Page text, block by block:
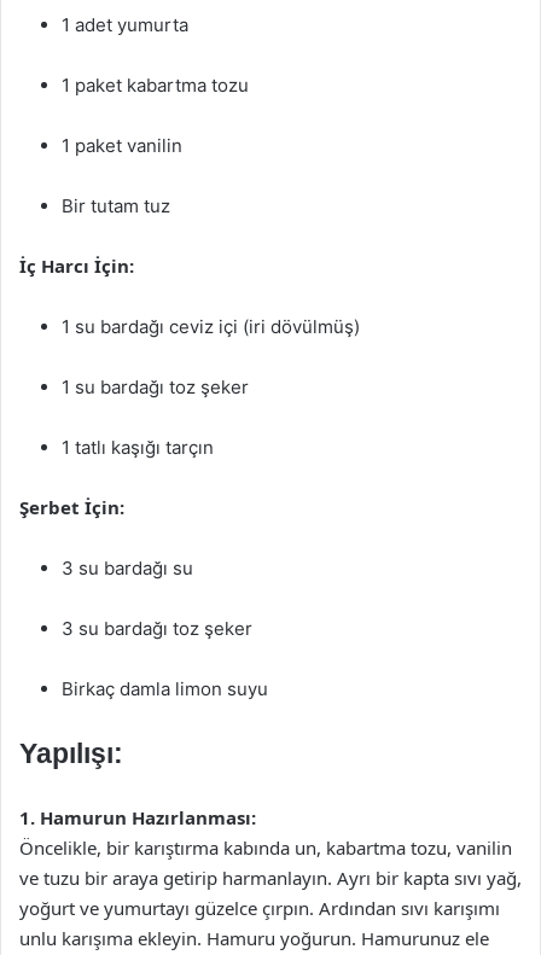
1 adet yumurta
1 paket kabartma tozu
1 paket vanilin
Bir tutam tuz
İç Harcı İçin:
1 su bardağı ceviz içi (iri dövülmüş)
1 su bardağı toz şeker
1 tatlı kaşığı tarçın
Şerbet İçin:
3 su bardağı su
3 su bardağı toz şeker
Birkaç damla limon suyu
Yapılışı:
1. Hamurun Hazırlanması:
Öncelikle, bir karıştırma kabında un, kabartma tozu, vanilin
ve tuzu bir araya getirip harmanlayın. Ayrı bir kapta sıvı yağ,
yoğurt ve yumurtayı güzelce çırpın. Ardından sıvı karışımı
unlu karışıma ekleyin. Hamuru yoğurun. Hamurunuz ele